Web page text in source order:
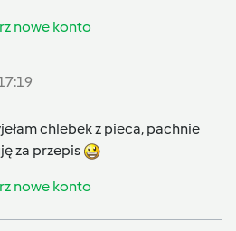
nowe konto
chlebek z pieca, pachnie
za przepis
nowe konto